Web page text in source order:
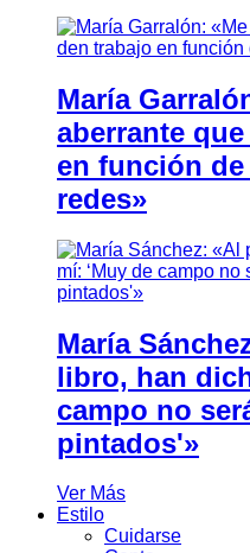
María
aberrante
en función
redes»
María
libro, han
campo no
pintados'»
Ver Más
Estilo
Cuidarse